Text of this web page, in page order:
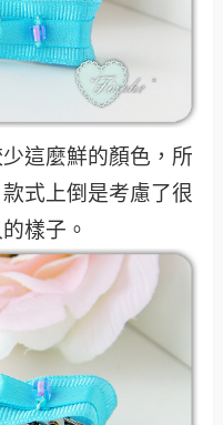
這麼鮮的顏色，所
式上倒是考慮了很
樣子。